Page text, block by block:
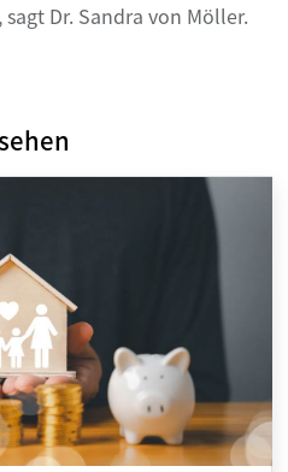
Dr. Sandra von Möller.